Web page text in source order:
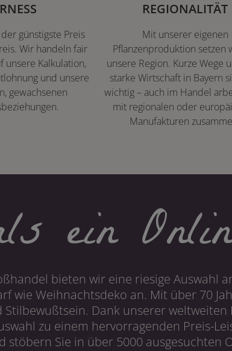
günstigste Preis
Wir handeln fair
unsere Kalkulation,
und unsere
gewachsenen
REGIONALITÄT
Mit unserer eigenen
Pflanzenproduktion setzen
unsere Region. Kurze Wege
starke Wirtschaft in Bayern
wichtig – auch im Handel
mit regionalen oder
Manufakturen
ein
bieten wir eine riesige Auswahl
wie Weihnachtsdeko an. Mit über 70
Dank unserer
zu einem hervorragenden Preis-
stöbern Sie in über 5000 ausgesuchten